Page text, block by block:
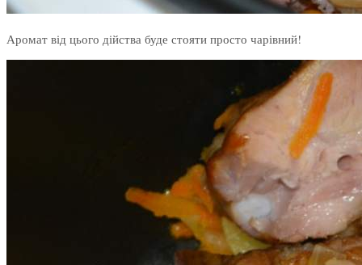
Аромат від цього дійства буде стояти просто чарівний!